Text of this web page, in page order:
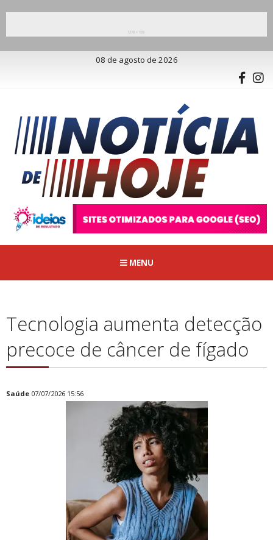
08 de agosto de 2026
MENU
Tecnologia aumenta detecção
precoce de câncer de fígado
Saúde 07/07/2026 15:56